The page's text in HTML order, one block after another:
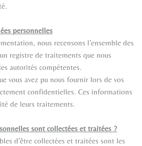
personnelles
nous recensons l’ensemble des
registre de traitements que nous
autorités compétentes.
vous avez pu nous fournir lors de vos
confidentielles. Ces informations
de leurs traitements.
sont collectées et traitées ?
d’être collectées et traitées sont les